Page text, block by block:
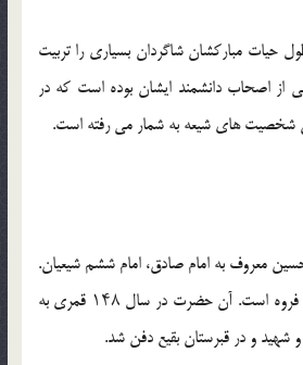
حیات مبارکشان شاگردان بسیاری را تربیت
از اصحاب دانشمند ایشان بوده است که در
شخصیت های شیعه به شمار می رفته است.
معروف به امام صادق، امام ششم شیعیان.
پدرش امام باقر و مادرش ام فروه است. آن حضرت در سال ۱۴۸ قمری به
و در قبرستان بقیع دفن شد.